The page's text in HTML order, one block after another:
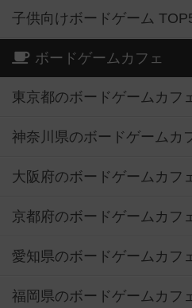
子供向けボードゲーム
ボードゲームカフェ
東京都のボードゲームカフ
神奈川県のボードゲームカ
大阪府のボードゲームカフ
京都府のボードゲームカフ
愛知県のボードゲームカフ
福岡県のボードゲームカフ